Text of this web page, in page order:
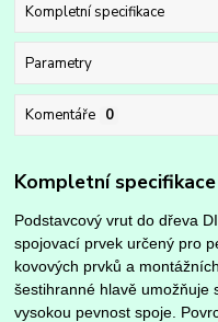
Kompletní specifikace
Parametry
Komentáře 0
Kompletní specifikace
Podstavcový vrut do dřeva
spojovací prvek určený pro
kovových prvků a
šestihranné hlavě umožňuje
vysokou pevnost spoje.